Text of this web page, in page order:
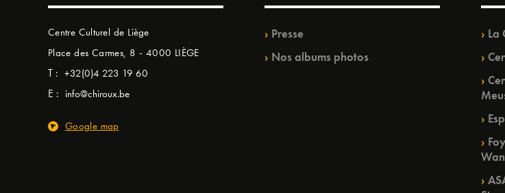
Centre Culturel de Liège
Place des Carmes, 8 - 4000 LIÈGE
T : +32(0)4 223 19 60
E : info@chiroux.be
Google map
Presse
Nos albums photos
La